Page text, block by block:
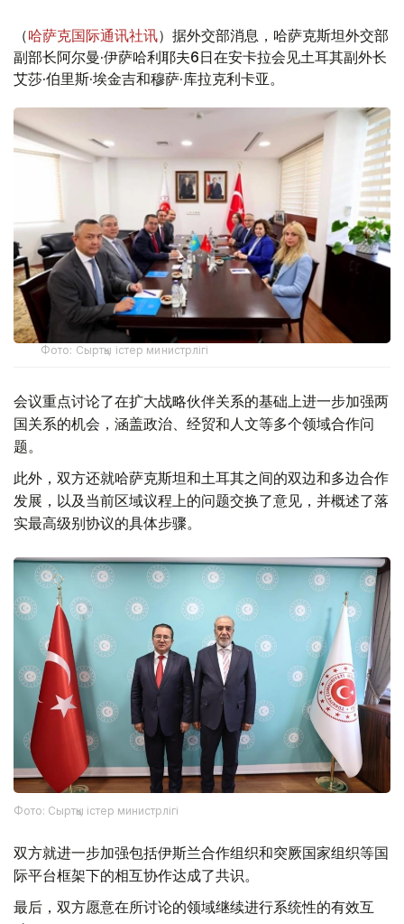
（哈萨克国际通讯社讯）据外交部消息，哈萨克斯坦外交部
副部长阿尔曼·伊萨哈利耶夫6日在安卡拉会见土耳其副外长
艾莎·伯里斯·埃金吉和穆萨·库拉克利卡亚。
Фото: Сыртқы істер министрлігі
会议重点讨论了在扩大战略伙伴关系的基础上进一步加强两
国关系的机会，涵盖政治、经贸和人文等多个领域合作问
题。
此外，双方还就哈萨克斯坦和土耳其之间的双边和多边合作
发展，以及当前区域议程上的问题交换了意见，并概述了落
实最高级别协议的具体步骤。
Фото: Сыртқы істер министрлігі
双方就进一步加强包括伊斯兰合作组织和突厥国家组织等国
际平台框架下的相互协作达成了共识。
最后，双方愿意在所讨论的领域继续进行系统性的有效互